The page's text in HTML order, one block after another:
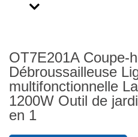
Next
OT7E201A Coupe-
Débroussailleuse
multifonctionnelle
1200W Outil de
en 1